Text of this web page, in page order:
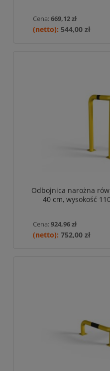
Cena:669,12 zł
544,00 zł
Odbojnica narożna
40 cm, wysokość
Cena:924,96 zł
752,00 zł